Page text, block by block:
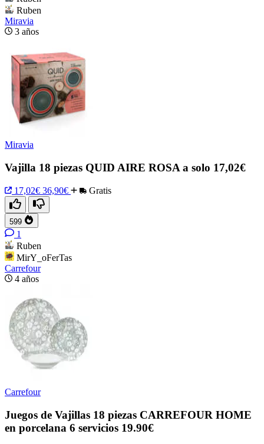
Ruben
Miravia
3 años
Miravia
Vajilla 18 piezas QUID AIRE ROSA a solo 17,02€
17,02€ 36,90€ Gratis
599
1
Ruben
MirY_oFerTas
Carrefour
4 años
Carrefour
Juegos de Vajillas 18 piezas CARREFOUR HOME
en porcelana 6 servicios 19.90€